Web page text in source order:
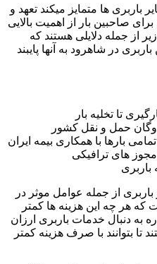
باربری ها متمایز میکند تعهد و
صاحبین بار از اهمیت بالایی
از جمله دلایلی هستند که
در شاهرود به آنها پایبند
تا تخلیه بار
حمل و نقل کشور
بارها با همکاری بیمه ایران
های ترافیکی
باربری
از جمله عوامل موثر در
هر چه این هزینه ها کمتر
به دنبال خدمات باربری ارزان
بتوانند با صرف هزینه کمتر